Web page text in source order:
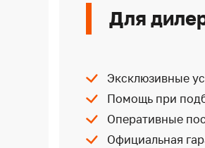
Для
Эксклюзивные
Помощь при
Оперативные
Официальная